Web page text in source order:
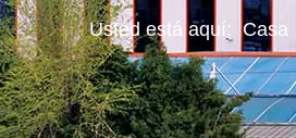
Usted está aquí: Casa